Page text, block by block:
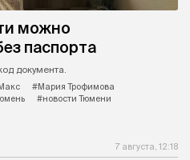
можно
паспорта
документа.
#Мария Трофимова
#новости Тюмени
7 августа, 12:18